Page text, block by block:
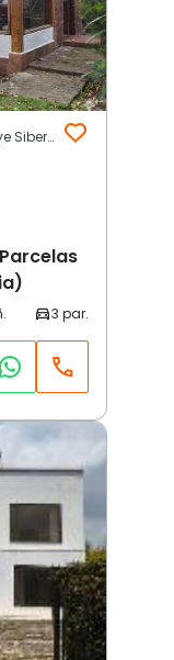
Sector Parcelas Cota | Cota (Incluye Siberia)